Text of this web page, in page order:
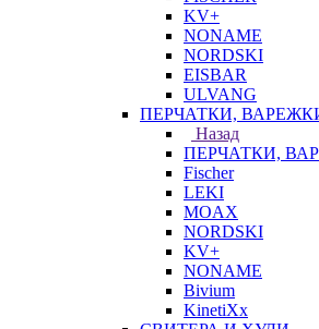
KV+
NONAME
NORDSKI
EISBAR
ULVANG
ПЕРЧАТКИ,
Назад
ПЕРЧАТКИ,
Fischer
LEKI
MOAX
NORDSKI
KV+
NONAME
Bivium
KinetiXx